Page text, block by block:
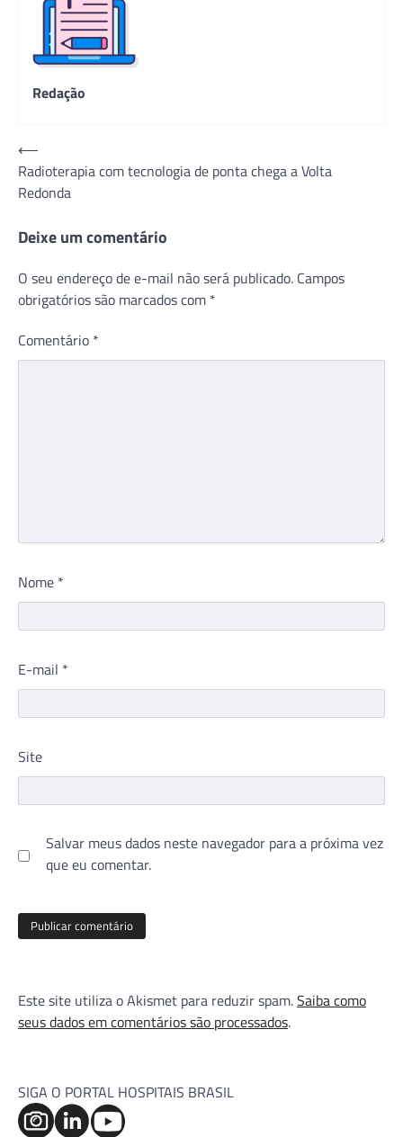
Redação
Navegação
de
Post
⟵
Radioterapia com tecnologia de ponta chega a Volta
Redonda
Deixe um comentário
O seu endereço de e-mail não será publicado. Campos
obrigatórios são marcados com *
Comentário *
Nome *
E-mail *
Site
Salvar meus dados neste navegador para a próxima vez
que eu comentar.
Este site utiliza o Akismet para reduzir spam.Saiba como
seus dados em comentários são processados.
SIGA O PORTAL HOSPITAIS BRASIL